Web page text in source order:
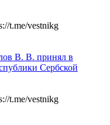
t.me/vestnikg
В. В. принял в
Сербской
t.me/vestnikg